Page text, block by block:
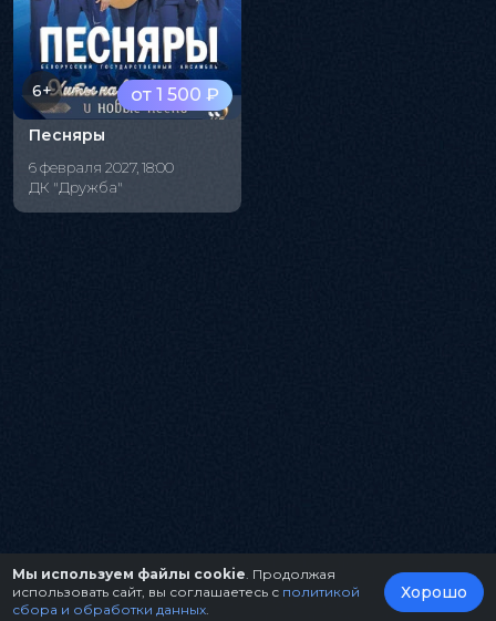
от 1 500 ₽
6+
Песняры
6 февраля 2027, 18:00
ДК "Дружба"
Мы используем файлы cookie . Продолжая
использовать сайт, вы соглашаетесь с политикой
сбора и обработки данных
Хорошо